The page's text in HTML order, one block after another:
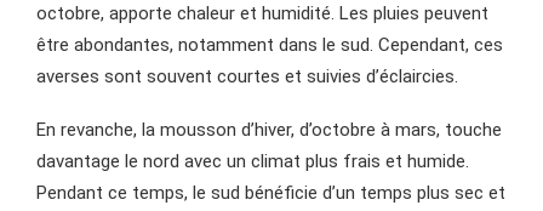
octobre, apporte chaleur et humidité. Les pluies peuvent
être abondantes, notamment dans le sud. Cependant, ces
averses sont souvent courtes et suivies d’éclaircies.
En revanche, la mousson d’hiver, d’octobre à mars, touche
davantage le nord avec un climat plus frais et humide.
Pendant ce temps, le sud bénéficie d’un temps plus sec et